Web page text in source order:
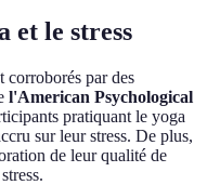
et le stress
corroborés par des
l'American Psychological
pratiquant le yoga
sur leur stress. De plus,
de leur qualité de